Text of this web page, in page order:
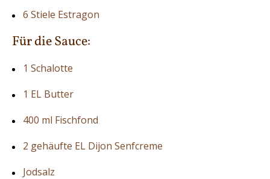
6 Stiele Estragon
Für die Sauce:
1 Schalotte
1 EL Butter
400 ml Fischfond
2 gehäufte EL Dijon Senfcreme
Jodsalz